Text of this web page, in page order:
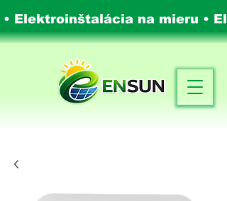
Elektroinštalácia na mieru •